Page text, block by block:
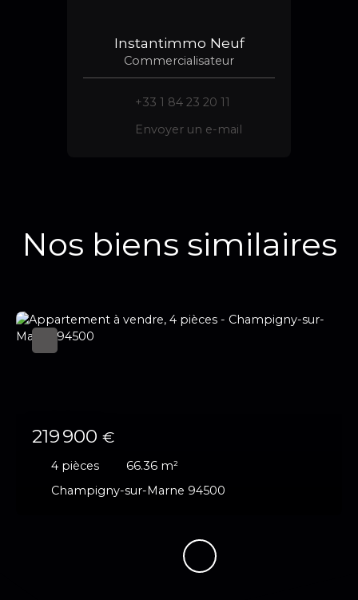
Instantimmo Neuf
Commercialisateur
+33 1 84 23 20 11
Envoyer un e-mail
Nos biens similaires
219 900 €
4 pièces 66.36 m²
Champigny-sur-Marne 94500